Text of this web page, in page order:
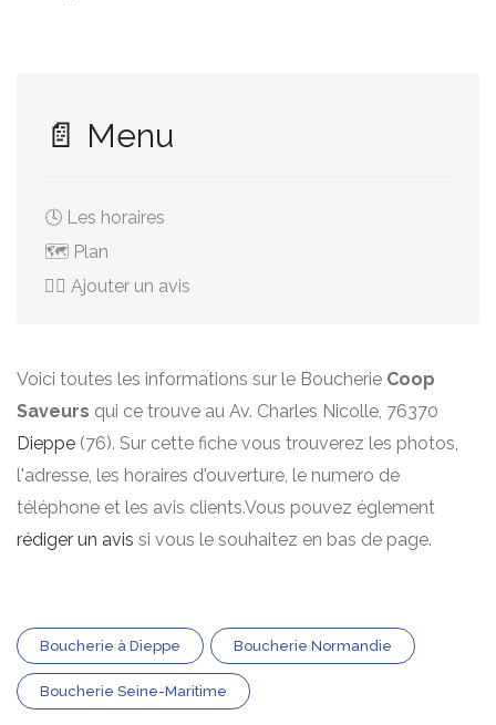
📄 Menu
🕓 Les horaires
🗺️ Plan
✍🏻 Ajouter un avis
Voici toutes les informations sur le Boucherie Coop
Saveurs qui ce trouve au Av. Charles Nicolle, 76370
Dieppe (76). Sur cette fiche vous trouverez les photos,
l'adresse, les horaires d'ouverture, le numero de
téléphone et les avis clients.Vous pouvez églement
rédiger un avis si vous le souhaitez en bas de page.
Boucherie à Dieppe Boucherie Normandie
Boucherie Seine-Maritime